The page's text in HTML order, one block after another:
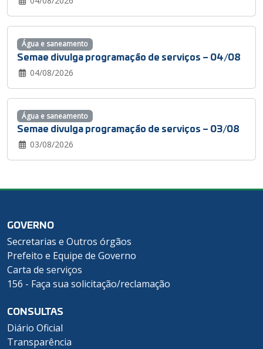
Semae divulga programação de serviços – 04/08
04/08/2026
Água e saneamento
Semae divulga programação de serviços – 03/08
03/08/2026
Água e saneamento
GOVERNO
Secretarias e Outros órgãos
Prefeito e Equipe de Governo
Carta de serviços
156 - Faça sua solicitação/reclamação
CONSULTAS
Diário Oficial
Transparência